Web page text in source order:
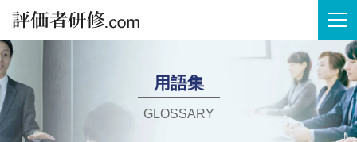
用語集
GLOSSARY